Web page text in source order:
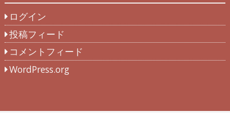
ログイン
投稿フィード
コメントフィード
WordPress.org